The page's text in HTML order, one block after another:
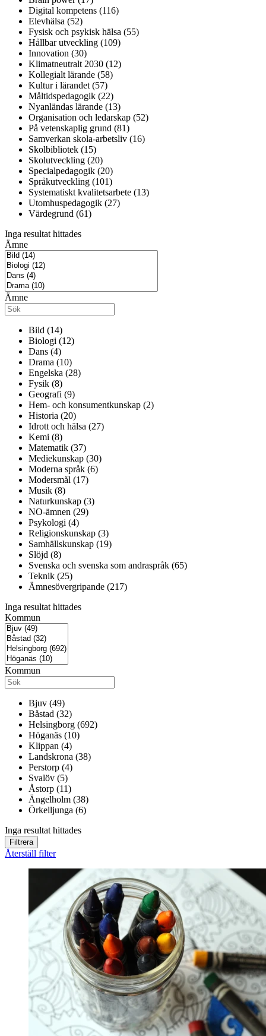
Digital kompetens (116)
Elevhälsa (52)
Fysisk och psykisk hälsa (55)
Hållbar utveckling (109)
Innovation (30)
Klimatneutralt 2030 (12)
Kollegialt lärande (58)
Kultur i lärandet (57)
Måltidspedagogik (22)
Nyanländas lärande (13)
Organisation och ledarskap (52)
På vetenskaplig grund (81)
Samverkan skola-arbetsliv (16)
Skolbibliotek (15)
Skolutveckling (20)
Specialpedagogik (20)
Språkutveckling (101)
Systematiskt kvalitetsarbete (13)
Utomhuspedagogik (27)
Värdegrund (61)
Inga resultat hittades
Ämne
Ämne
Bild (14)
Biologi (12)
Dans (4)
Drama (10)
Engelska (28)
Fysik (8)
Geografi (9)
Hem- och konsumentkunskap (2)
Historia (20)
Idrott och hälsa (27)
Kemi (8)
Matematik (37)
Mediekunskap (30)
Moderna språk (6)
Modersmål (17)
Musik (8)
Naturkunskap (3)
NO-ämnen (29)
Psykologi (4)
Religionskunskap (3)
Samhällskunskap (19)
Slöjd (8)
Svenska och svenska som andraspråk (65)
Teknik (25)
Ämnesövergripande (217)
Inga resultat hittades
Kommun
Kommun
Bjuv (49)
Båstad (32)
Helsingborg (692)
Höganäs (10)
Klippan (4)
Landskrona (38)
Perstorp (4)
Svalöv (5)
Åstorp (11)
Ängelholm (38)
Örkelljunga (6)
Inga resultat hittades
Filtrera
Återställ filter